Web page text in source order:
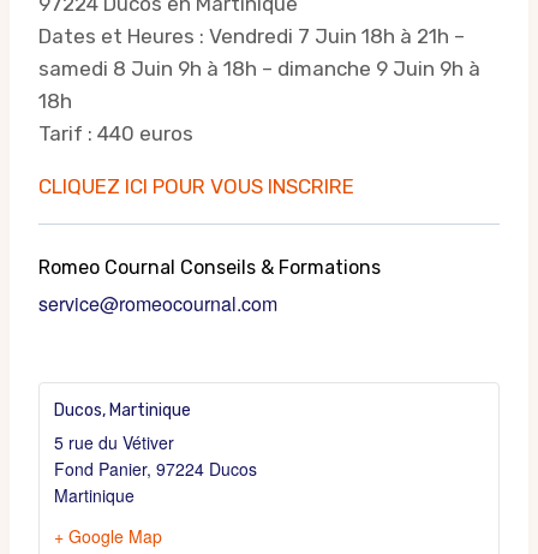
Dates et Heures : Vendredi 7 Juin 18h à 21h –
samedi 8 Juin 9h à 18h – dimanche 9 Juin 9h à
18h
Tarif : 440 euros
CLIQUEZ ICI POUR VOUS INSCRIRE
Romeo Cournal Conseils & Formations
service@romeocournal.com
Ducos, Martinique
5 rue du Vétiver
Fond Panier, 97224 Ducos
Martinique
+ Google Map